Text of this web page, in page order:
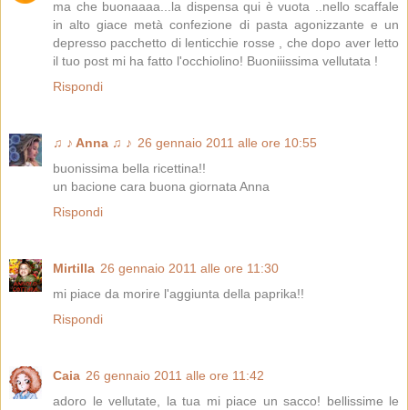
ma che buonaaaa...la dispensa qui è vuota ..nello scaffale
in alto giace metà confezione di pasta agonizzante e un
depresso pacchetto di lenticchie rosse , che dopo aver letto
il tuo post mi ha fatto l'occhiolino! Buoniiissima vellutata !
Rispondi
♫ ♪ Anna ♫ ♪ 26 gennaio 2011 alle ore 10:55
buonissima bella ricettina!!
un bacione cara buona giornata Anna
Rispondi
Mirtilla 26 gennaio 2011 alle ore 11:30
mi piace da morire l'aggiunta della paprika!!
Rispondi
Caia 26 gennaio 2011 alle ore 11:42
adoro le vellutate, la tua mi piace un sacco! bellissime le